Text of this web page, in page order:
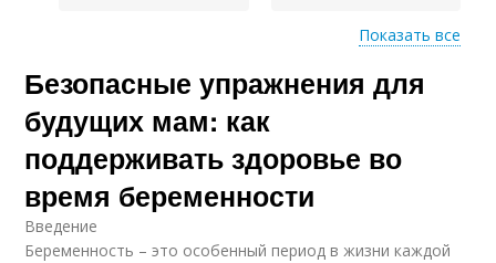
Мамы в москве
Мамы в фитнес-
центрах
Показать все
Безопасные упражнения для
будущих мам: как
поддерживать здоровье во
время беременности
Введение
Беременность – это особенный период в жизни каждой